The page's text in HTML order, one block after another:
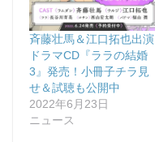
斉藤壮馬＆江口拓也出演
ドラマCD『ララの結婚
3』発売！小冊子チラ見
せ＆試聴も公開中
2022年6月23日
ニュース